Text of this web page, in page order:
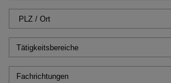
Tätigkeitsbereiche
Fachrichtungen